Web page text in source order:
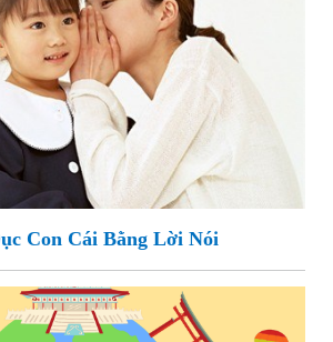
Con Cái Bằng Lời Nói